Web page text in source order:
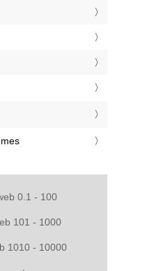
0.1 - 100
101 - 1000
1010 - 10000